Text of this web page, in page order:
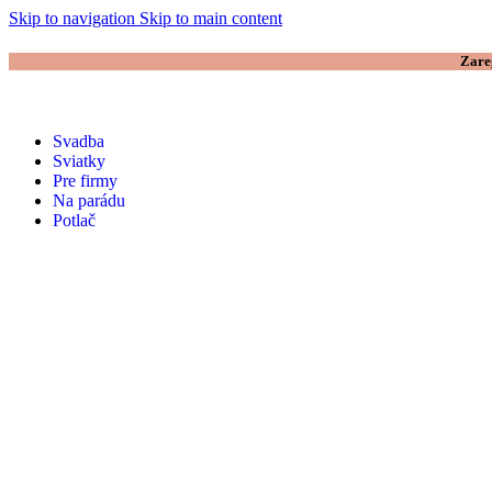
Skip to navigation Skip to main content
Svadba
Sviatky
Pre firmy
Na parádu
Potlač